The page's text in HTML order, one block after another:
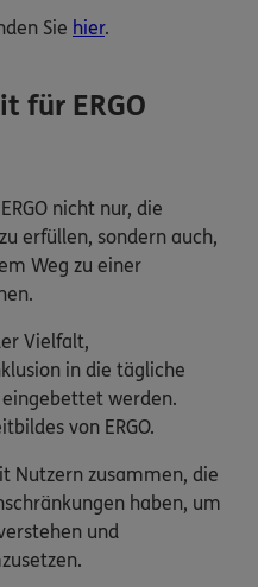
Sie hier.
für ERGO
nicht nur, die
erfüllen, sondern auch,
Weg zu einer
Vielfalt,
in die tägliche
werden.
von ERGO.
Nutzern zusammen, die
haben, um
und